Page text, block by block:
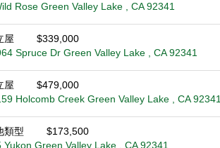
Rose Green Valley Lake , CA 92341
屋
$339,000
Spruce Dr Green Valley Lake , CA 92341
屋
$479,000
Holcomb Creek Green Valley Lake , CA 92341
類型
$173,500
Yukon Green Valley Lake , CA 92341